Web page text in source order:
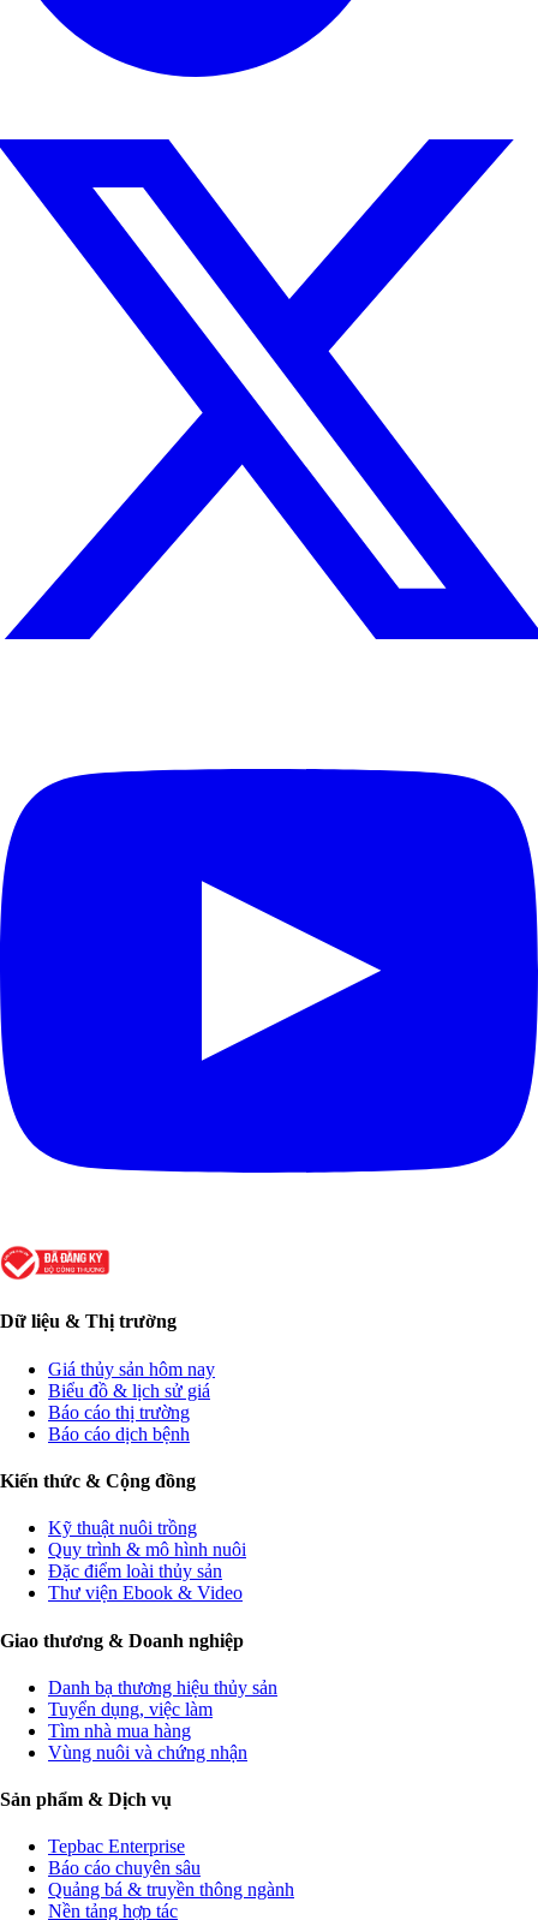
Dữ liệu & Thị trường
Giá thủy sản hôm nay
Biểu đồ & lịch sử giá
Báo cáo thị trường
Báo cáo dịch bệnh
Kiến thức & Cộng đồng
Kỹ thuật nuôi trồng
Quy trình & mô hình nuôi
Đặc điểm loài thủy sản
Thư viện Ebook & Video
Giao thương & Doanh nghiệp
Danh bạ thương hiệu thủy sản
Tuyển dụng, việc làm
Tìm nhà mua hàng
Vùng nuôi và chứng nhận
Sản phẩm & Dịch vụ
Tepbac Enterprise
Báo cáo chuyên sâu
Quảng bá & truyền thông ngành
Nền tảng hợp tác